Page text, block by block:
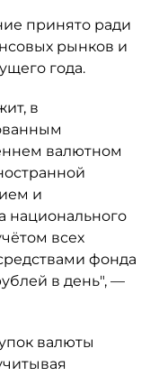
принято ради
рынков и
года.
в
валютном
и
национального
всех
фонда
в день", —
валюты